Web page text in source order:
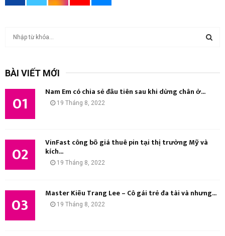
i
I
BÀI VIẾT MỚI
01 Nam Em có chia sẻ đầu tiên sau khi dừng chân ở...
19 Tháng 8, 2022
02 VinFast công bố giá thuê pin tại thị trường Mỹ và
kích...
19 Tháng 8, 2022
03 Master Kiều Trang Lee – Cô gái trẻ đa tài và nhưng...
19 Tháng 8, 2022